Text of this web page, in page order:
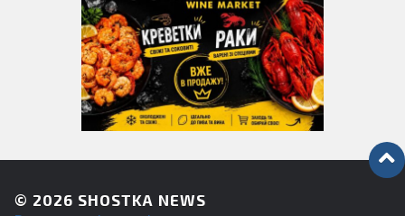
© 2026 SHOSTKA NEWS